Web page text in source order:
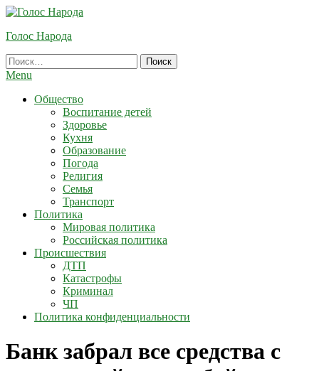
Skip
Content
Голос Народа
Найти:
Menu
Общество
Воспитание детей
Здоровье
Кухня
Образование
Погода
Религия
Семья
Транспорт
Политика
Мировая политика
Российская политика
Происшествия
ДТП
Катастрофы
Криминал
ЧП
Политика конфиденциальности
Банк забрал все средства с